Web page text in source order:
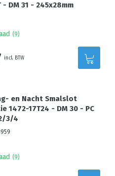
- DM 31 - 245x28mm
(9)
incl. BTW
en Nacht Smalslot
1472-17T24 - DM 30 - PC
3/4
(9)